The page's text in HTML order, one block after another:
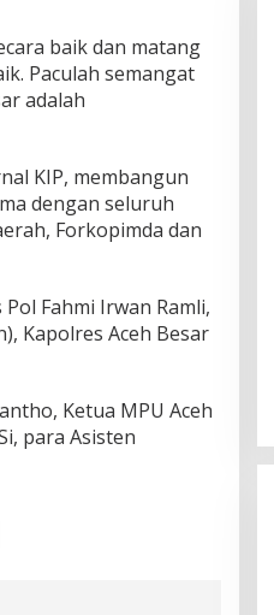
baik dan matang
Paculah semangat
adalah
KIP, membangun
dengan seluruh
Forkopimda dan
Fahmi Irwan Ramli,
Kapolres Aceh Besar
Ketua MPU Aceh
para Asisten